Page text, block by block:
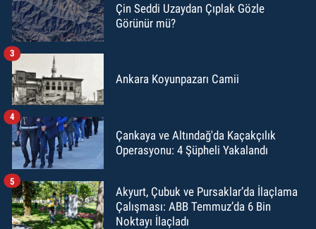
Çin Seddi Uzaydan Çıplak Gözle
Görünür mü?
Ankara Koyunpazarı Camii
3
Çankaya ve Altındağ'da Kaçakçılık
Operasyonu: 4 Şüpheli Yakalandı
4
Akyurt, Çubuk ve Pursaklar’da İlaçlama
Çalışması: ABB Temmuz’da 6 Bin
Noktayı İlaçladı
5